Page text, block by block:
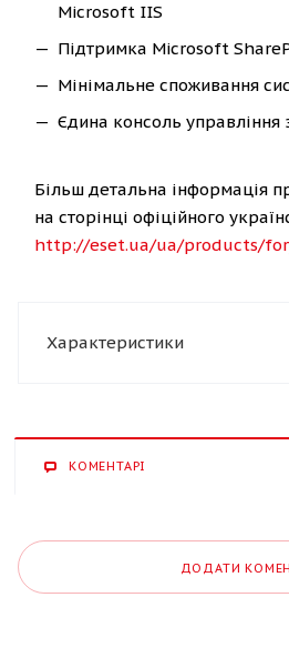
Microsoft IIS
Підтримка Microsoft
Мінімальне споживання
Єдина консоль управління
Більш детальна інформація
на сторінці офіційного
http://eset.ua/ua/products/
Характеристики
КОМЕНТАРІ
ДОДАТИ